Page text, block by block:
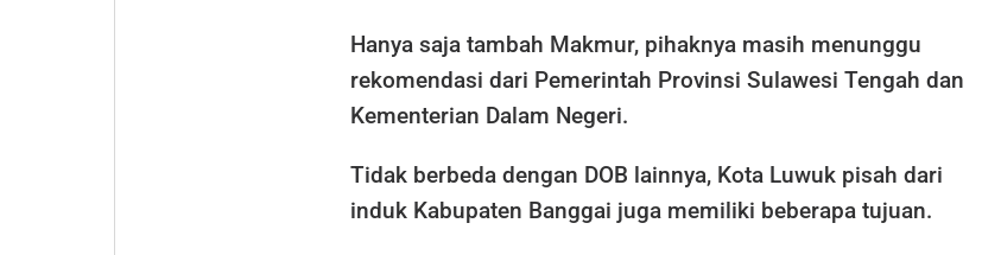
Hanya saja tambah Makmur, pihaknya masih menunggu
rekomendasi dari Pemerintah Provinsi Sulawesi Tengah dan
Kementerian Dalam Negeri.
Tidak berbeda dengan DOB lainnya, Kota Luwuk pisah dari
induk Kabupaten Banggai juga memiliki beberapa tujuan.